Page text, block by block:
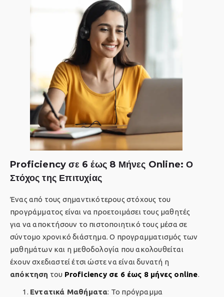
Proficiency σε 6 έως 8 Μήνες Online: Ο
Στόχος της Επιτυχίας
Ένας από τους σημαντικότερους στόχους του
προγράμματος είναι να προετοιμάσει τους μαθητές
για να αποκτήσουν το πιστοποιητικό τους μέσα σε
σύντομο χρονικό διάστημα. Ο προγραμματισμός των
μαθημάτων και η μεθοδολογία που ακολουθείται
έχουν σχεδιαστεί έτσι ώστε να είναι δυνατή η
απόκτηση του Proficiency σε 6 έως 8 μήνες online.
Εντατικά Μαθήματα: Το πρόγραμμα